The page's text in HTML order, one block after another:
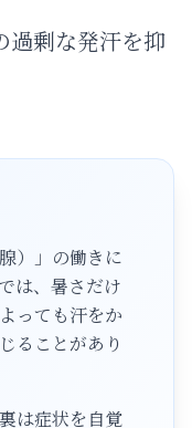
過剰な発汗を抑
）」の働きに
は、暑さだけ
っても汗をか
ることがあり
は症状を自覚